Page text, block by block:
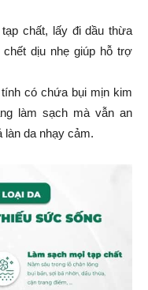
chất, lấy đi dầu thừa
dịu nhẹ giúp hỗ trợ
có chứa bụi mịn kim
làm sạch mà vẫn an
làn da nhạy cảm.